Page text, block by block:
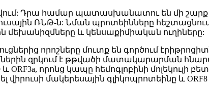
Դրա համար պատասխանատու են մի շարք
ՌՆԹ-ն: Նման պրոտեինները
մեխանիզմները և կենսաքիմիական ուղիները:
որոշները մուտք են գործում
զրկում է թթվածի մատակարարման
ORF3a, որոնց կապը հեմոգլոբինի մոլեկուլի
մակերեսային գլիկոպրոտեինը և